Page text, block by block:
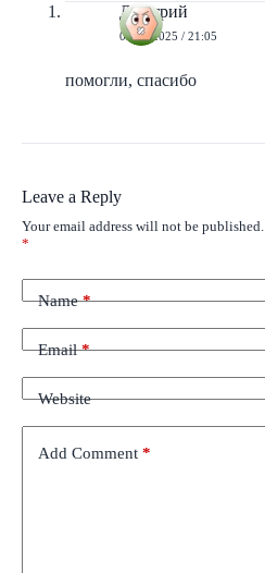
Дмитрий
07/07/2025 / 21:05
помогли, спасибо
Leave a Reply
Your email address will not be published.
*
Name*
Email*
Website
Add Comment *